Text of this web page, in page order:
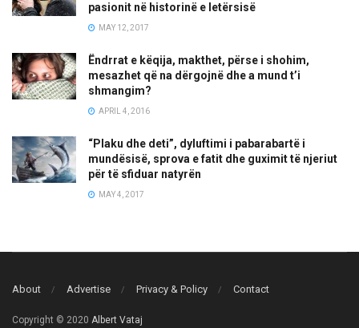
pasionit në historinë e letërsisë
MAY 12, 2017
Ëndrrat e këqija, makthet, përse i shohim,
mesazhet që na dërgojnë dhe a mund t’i
shmangim?
APRIL 4, 2016
“Plaku dhe deti”, dyluftimi i pabarabartë i
mundësisë, sprova e fatit dhe guximit të njeriut
për të sfiduar natyrën
MAY 4, 2017
About Advertise Privacy & Policy Contact
Copyright © 2020 Albert Vataj